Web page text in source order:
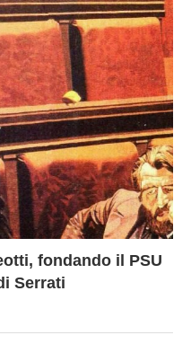
fondando il PSU
Serrati